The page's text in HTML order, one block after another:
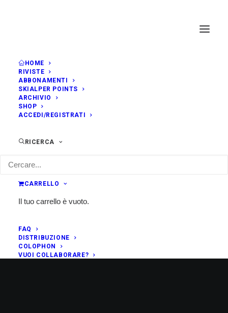
HOME
RIVISTE
ABBONAMENTI
SKIALPER POINTS
ARCHIVIO
SHOP
ACCEDI/REGISTRATI
RICERCA
CARRELLO
Il tuo carrello è vuoto.
FAQ
DISTRIBUZIONE
COLOPHON
VUOI COLLABORARE?